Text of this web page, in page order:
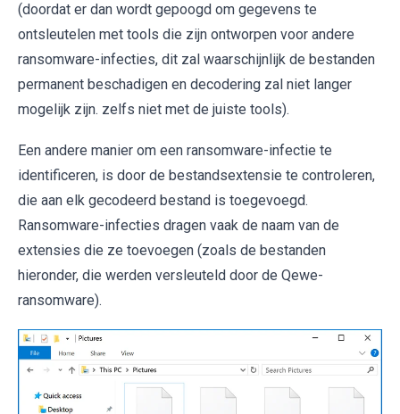
(doordat er dan wordt gepoogd om gegevens te
ontsleutelen met tools die zijn ontworpen voor andere
ransomware-infecties, dit zal waarschijnlijk de bestanden
permanent beschadigen en decodering zal niet langer
mogelijk zijn. zelfs niet met de juiste tools).
Een andere manier om een ​​ransomware-infectie te
identificeren, is door de bestandsextensie te controleren,
die aan elk gecodeerd bestand is toegevoegd.
Ransomware-infecties dragen vaak de naam van de
extensies die ze toevoegen (zoals de bestanden
hieronder, die werden versleuteld door de Qewe-
ransomware).